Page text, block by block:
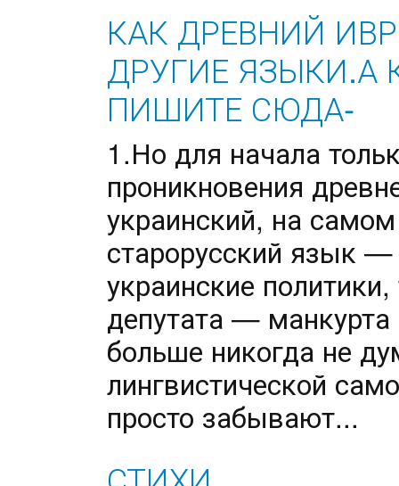
КАК ДРЕВНИЙ
ДРУГИЕ ЯЗЫКИ.А
ПИШИТЕ СЮДА-
1.Но для начала
проникновения
украинский, на
старорусский язык
украинские
депутата —
больше никогда не
лингвистической
просто забывают...